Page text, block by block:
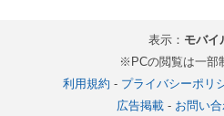
表示： モバイ
※PCの閲覧は一部
利用規約 - プライバシーポリ
広告掲載- お問い